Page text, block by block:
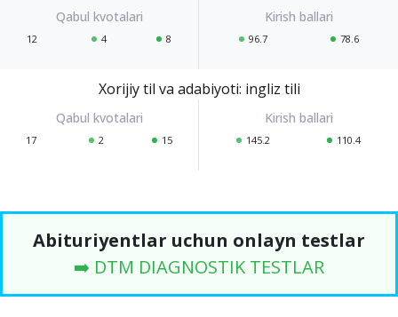
12 4 8 96.7 78.6
Xorijiy til va adabiyoti: ingliz tili
17 2 15 145.2 110.4
Abituriyentlar uchun onlayn testlar
➡️ DTM DIAGNOSTIK TESTLAR